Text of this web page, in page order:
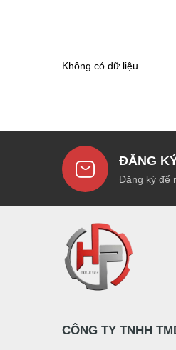
Không có dữ liệu
ĐĂNG
Đăng ký để
CÔNG TY TNHH